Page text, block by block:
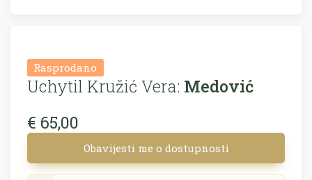
Rasprodano
Uchytil Kružić Vera: Medović
€ 65,00
Obavijesti me o dostupnosti